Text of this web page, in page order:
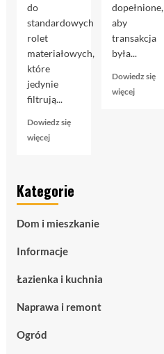
do
standardowych
rolet
materiałowych,
które
jedynie
filtrują...
Dowiedz się
więcejDowiedz
Rolety
zaciemniające
–
naprawdę
i
warto
dopełnione,
aby
transakcja
była...
Dowiedz się
więcejDowiedz
Kategorie
Dom i mieszkanie
Informacje
Łazienka i kuchnia
Naprawa i remont
Ogród